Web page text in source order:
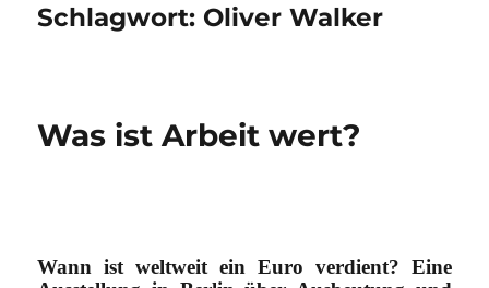
Schlagwort: Oliver Walker
Was ist Arbeit wert?
Wann ist weltweit ein Euro verdient? Eine